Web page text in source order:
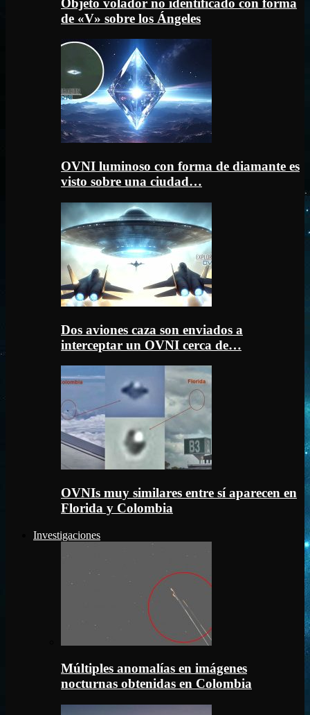
Objeto volador no identificado con forma
de «V» sobre los Ángeles
OVNI luminoso con forma de diamante es
visto sobre una ciudad…
Dos aviones caza son enviados a
interceptar un OVNI cerca de…
OVNIs muy similares entre sí aparecen en
Florida y Colombia
Investigaciones
Múltiples anomalías en imágenes
nocturnas obtenidas en Colombia